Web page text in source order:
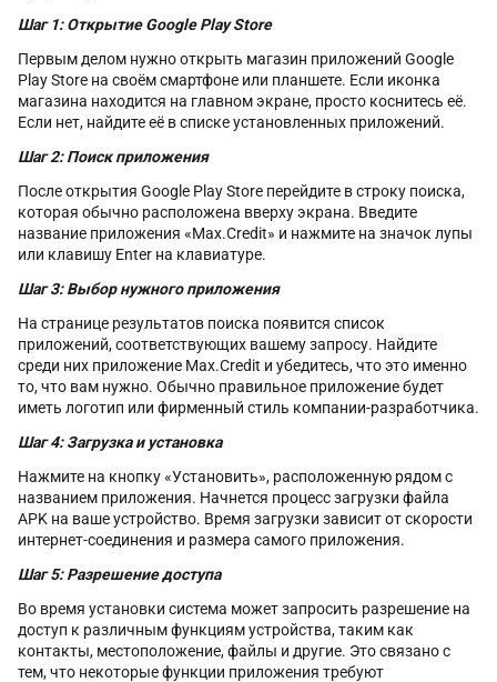
Шаг 1: Открытие Google Play Store
Первым делом нужно открыть магазин приложений Google
Play Store на своём смартфоне или планшете. Если иконка
магазина находится на главном экране, просто коснитесь её.
Если нет, найдите её в списке установленных приложений.
Шаг 2: Поиск приложения
После открытия Google Play Store перейдите в строку поиска,
которая обычно расположена вверху экрана. Введите
название приложения «Max.Credit» и нажмите на значок лупы
или клавишу Enter на клавиатуре.
Шаг 3: Выбор нужного приложения
На странице результатов поиска появится список
приложений, соответствующих вашему запросу. Найдите
среди них приложение Max.Credit и убедитесь, что это именно
то, что вам нужно. Обычно правильное приложение будет
иметь логотип или фирменный стиль компании-разработчика.
Шаг 4: Загрузка и установка
Нажмите на кнопку «Установить», расположенную рядом с
названием приложения. Начнется процесс загрузки файла
APK на ваше устройство. Время загрузки зависит от скорости
интернет-соединения и размера самого приложения.
Шаг 5: Разрешение доступа
Во время установки система может запросить разрешение на
доступ к различным функциям устройства, таким как
контакты, местоположение, файлы и другие. Это связано с
тем, что некоторые функции приложения требуют